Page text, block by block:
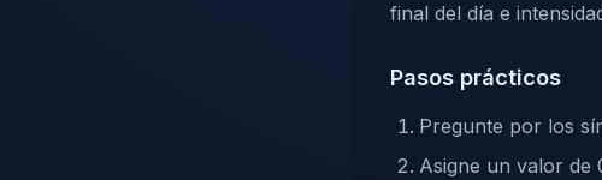
final del día e
Pasos prácticos
Pregunte por los
Asigne un valor de